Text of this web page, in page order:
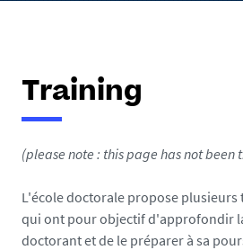
are
Training
(please note : this page has not been
L'école doctorale propose plusieurs
qui ont pour objectif d'approfondir
doctorant et de le préparer à sa